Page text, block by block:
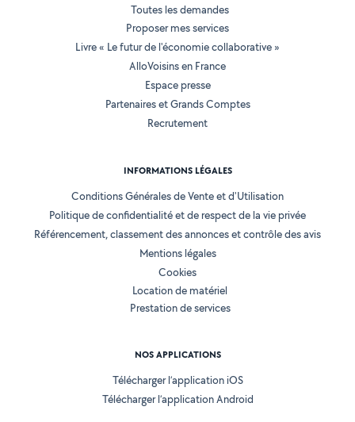
Toutes les demandes
Proposer mes services
Livre « Le futur de l'économie collaborative »
AlloVoisins en France
Espace presse
Partenaires et Grands Comptes
Recrutement
INFORMATIONS LÉGALES
Conditions Générales de Vente et d'Utilisation
Politique de confidentialité et de respect de la vie privée
Référencement, classement des annonces et contrôle des avis
Mentions légales
Cookies
Location de matériel
Prestation de services
NOS APPLICATIONS
Télécharger l’application iOS
Télécharger l’application Android